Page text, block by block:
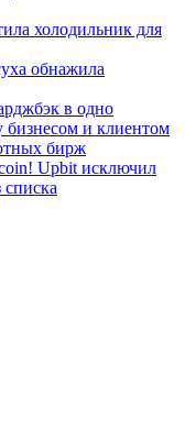
холодильник для
обнажила
в одно
бизнесом и клиентом
бирж
Upbit исключил
списка